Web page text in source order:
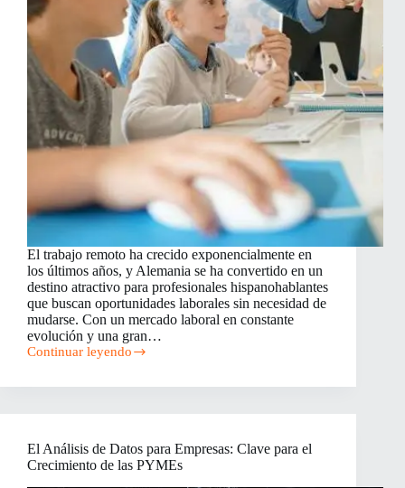
El trabajo remoto ha crecido exponencialmente en
los últimos años, y Alemania se ha convertido en un
destino atractivo para profesionales hispanohablantes
que buscan oportunidades laborales sin necesidad de
mudarse. Con un mercado laboral en constante
evolución y una gran…
Continuar leyendo
Trabajo
en
Oportunidades,
Requisitos
El Análisis de Datos para Empresas: Clave para el
Crecimiento de las PYMEs